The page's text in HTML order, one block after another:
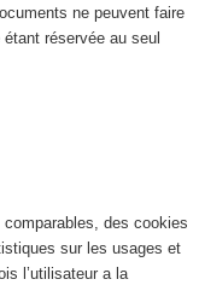
ne peuvent faire
réservée au seul
des cookies
sur les usages et
l’utilisateur a la